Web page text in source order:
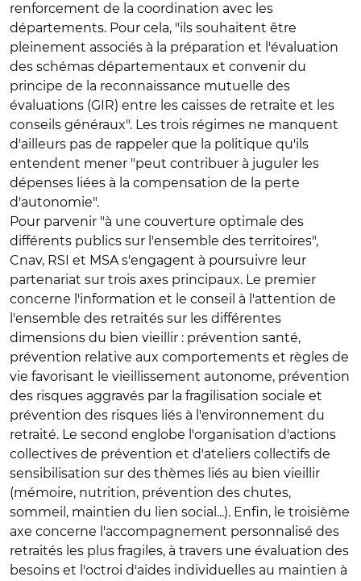
renforcement de la coordination avec les
départements. Pour cela, "ils souhaitent être
pleinement associés à la préparation et l'évaluation
des schémas départementaux et convenir du
principe de la reconnaissance mutuelle des
évaluations (GIR) entre les caisses de retraite et les
conseils généraux". Les trois régimes ne manquent
d'ailleurs pas de rappeler que la politique qu'ils
entendent mener "peut contribuer à juguler les
dépenses liées à la compensation de la perte
d'autonomie".
Pour parvenir "à une couverture optimale des
différents publics sur l'ensemble des territoires",
Cnav, RSI et MSA s'engagent à poursuivre leur
partenariat sur trois axes principaux. Le premier
concerne l'information et le conseil à l'attention de
l'ensemble des retraités sur les différentes
dimensions du bien vieillir : prévention santé,
prévention relative aux comportements et règles de
vie favorisant le vieillissement autonome, prévention
des risques aggravés par la fragilisation sociale et
prévention des risques liés à l'environnement du
retraité. Le second englobe l'organisation d'actions
collectives de prévention et d'ateliers collectifs de
sensibilisation sur des thèmes liés au bien vieillir
(mémoire, nutrition, prévention des chutes,
sommeil, maintien du lien social...). Enfin, le troisième
axe concerne l'accompagnement personnalisé des
retraités les plus fragiles, à travers une évaluation des
besoins et l'octroi d'aides individuelles au maintien à